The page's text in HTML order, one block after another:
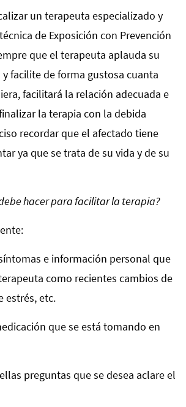
un terapeuta especializado y
de Exposición con Prevención
que el terapeuta aplauda su
facilite de forma gustosa cuanta
facilitará la relación adecuada e
la terapia con la debida
recordar que el afectado tiene
ya que se trata de su vida y de su
debe hacer para facilitar la terapia?
e información personal que
como recientes cambios de
estrés, etc.
que se está tomando en
preguntas que se desea aclare el